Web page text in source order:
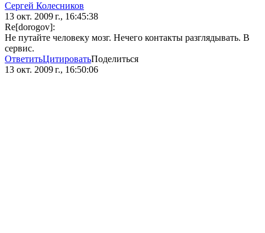
Сергей Колесников
13 окт. 2009 г., 16:45:38
Re[dorogov]:
Не путайте человеку мозг. Нечего контакты разглядывать. В
сервис.
ОтветитьЦитироватьПоделиться
13 окт. 2009 г., 16:50:06